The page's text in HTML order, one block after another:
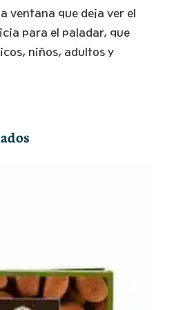
ventana que deja ver el
para el paladar, que
niños, adultos y